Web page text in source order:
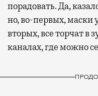
порадовать. Да,
но, во-первых, маски
вторых, все торчат в
каналах, где можно